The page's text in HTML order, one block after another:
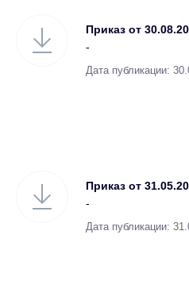
Приказ от
-
Дата публикации:
Приказ от
-
Дата публикации: